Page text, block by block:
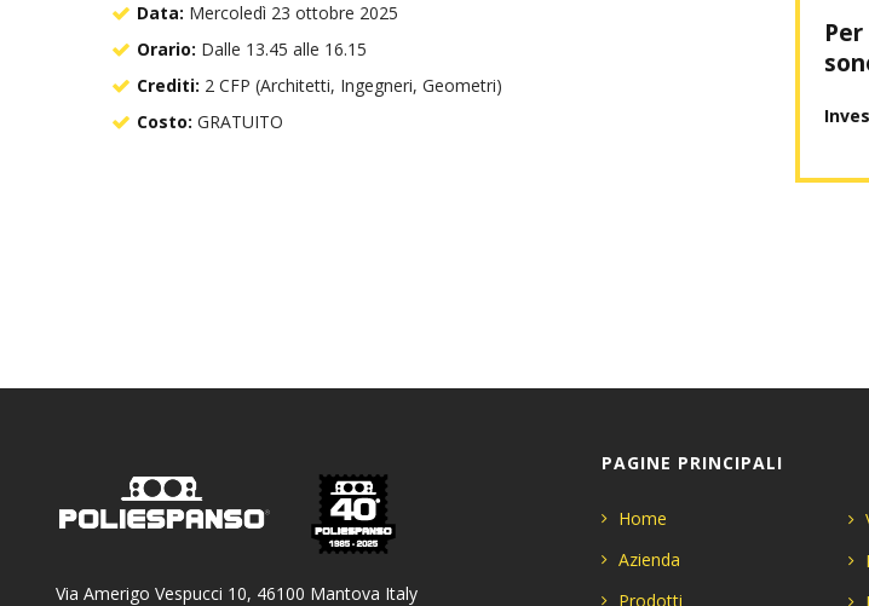
Data: Mercoledì 23 ottobre 2025
Orario: Dalle 13.45 alle 16.15
Crediti: 2 CFP (Architetti, Ingegneri, Geometri)
Costo: GRATUITO
Via Amerigo Vespucci 10, 46100 Mantova Italy
PAGINE PRINCIPALI
Home
Azienda
Prodotti